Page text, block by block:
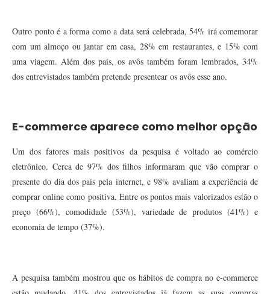
Outro ponto é a forma como a data será celebrada, 54% irá comemorar
com um almoço ou jantar em casa, 28% em restaurantes, e 15% com
uma viagem. Além dos pais, os avôs também foram lembrados, 34%
dos entrevistados também pretende presentear os avôs esse ano.
E-commerce aparece como melhor opção
Um dos fatores mais positivos da pesquisa é voltado ao comércio
eletrônico. Cerca de 97% dos filhos informaram que vão comprar o
presente do dia dos pais pela internet, e 98% avaliam a experiência de
comprar online como positiva. Entre os pontos mais valorizados estão o
preço (66%), comodidade (53%), variedade de produtos (41%) e
economia de tempo (37%).
A pesquisa também mostrou que os hábitos de compra no e-commerce